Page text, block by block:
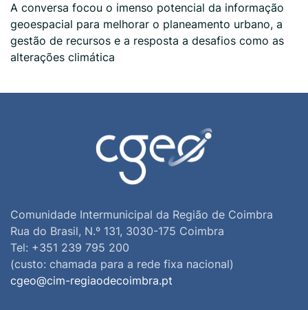
A conversa focou o imenso potencial da informação
geoespacial para melhorar o planeamento urbano, a
gestão de recursos e a resposta a desafios como as
alterações climática
Comunidade Intermunicipal da Região de Coimbra
Rua do Brasil, N.º 131, 3030-175 Coimbra
Tel: +351 239 795 200
(custo: chamada para a rede fixa nacional)
cgeo@cim-regiaodecoimbra.pt